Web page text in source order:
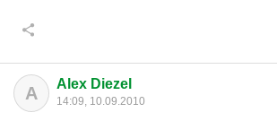
A Alex Diezel
14:09, 10.09.2010